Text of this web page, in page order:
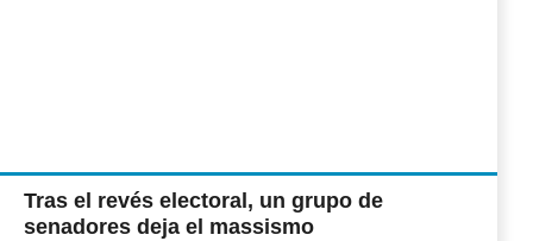
Tras el revés electoral, un grupo de
senadores deja el massismo